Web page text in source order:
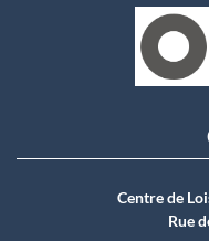
Centre de
Rue